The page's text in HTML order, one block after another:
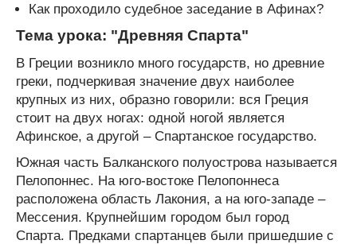
Как проходило судебное заседание в Афинах?
Тема урока: "Древняя Спарта"
В Греции возникло много государств, но древние
греки, подчеркивая значение двух наиболее
крупных из них, образно говорили: вся Греция
стоит на двух ногах: одной ногой является
Афинское, а другой – Спартанское государство.
Южная часть Балканского полуострова называется
Пелопоннес. На юго-востоке Пелопоннеса
расположена область Лакония, а на юго-западе –
Мессения. Крупнейшим городом был город
Спарта. Предками спартанцев были пришедшие с